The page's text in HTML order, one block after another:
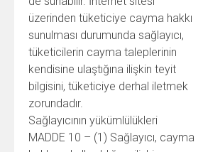
üzerinden tüketiciye cayma hakkı
sunulması durumunda sağlayıcı,
tüketicilerin cayma taleplerinin
kendisine ulaştığına ilişkin teyit
bilgisini, tüketiciye derhal iletmek
zorundadır.
Sağlayıcının yükümlülükleri
MADDE 10 – (1) Sağlayıcı, cayma